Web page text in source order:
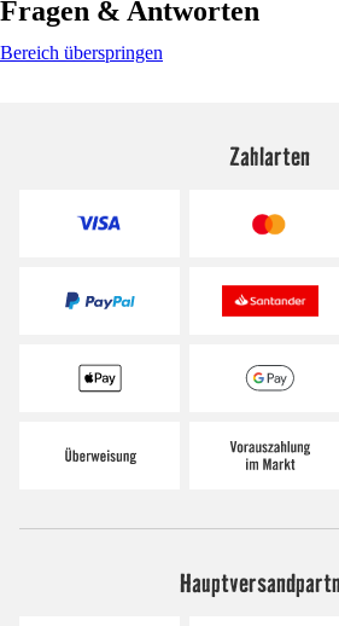
Fragen & Antworten
Bereich überspringen
Zahlarten